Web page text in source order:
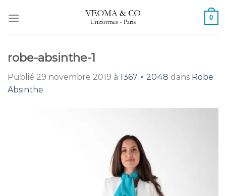
au
0
robe-absinthe-1
Publié 29 novembre 2019 à 1367 × 2048 dans Robe
Absinthe